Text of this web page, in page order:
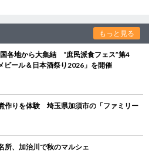
もっと見る
各地から大集結 “庶民派食フェス”第4
ビール＆日本酒祭り2026」を開催
作りを体験 埼玉県加須市の「ファミリー
所、加治川で秋のマルシェ